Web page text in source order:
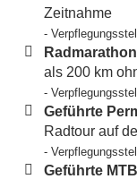
Zeitnahme
-
Radmarathon
als 200 km
-
Geführte
Radtour auf
-
Geführte